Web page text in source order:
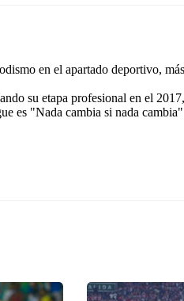
en el apartado deportivo,
su etapa profesional en el
es "Nada cambia si nada